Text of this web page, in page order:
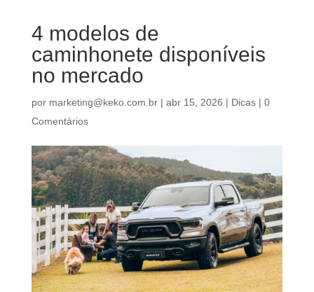
4 modelos de
caminhonete disponíveis
no mercado
por marketing@keko.com.br| abr 15, 2026 | Dicas| 0
Comentários